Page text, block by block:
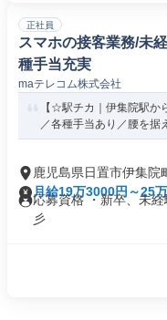
正社員
スマホの接客業務/未
種手当充実
maテレコム株式会社
【☆駅チカ｜伊集院駅
／各種手当あり／腰を据
鹿児島県日置市伊集院
月給19万3000円～25
応募資格 ・新卒、未
彡